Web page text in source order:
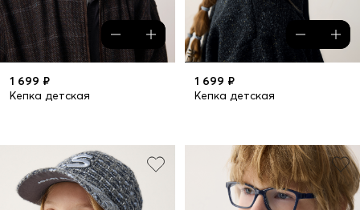
1 699 ₽
Кепка детская
1 699 ₽
Кепка детская